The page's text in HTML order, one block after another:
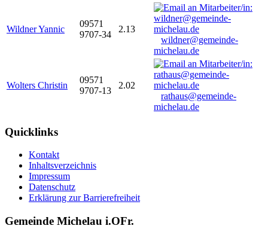
Wildner Yannic
09571
9707-34
2.13
wildner@gemeinde-
michelau.de
Wolters Christin
09571
9707-13
2.02
rathaus@gemeinde-
michelau.de
Quicklinks
Kontakt
Inhaltsverzeichnis
Impressum
Datenschutz
Erklärung zur Barrierefreiheit
Gemeinde Michelau i.OFr.